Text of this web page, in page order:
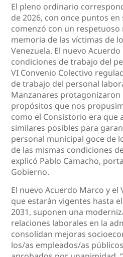
El pleno ordinario
de 2026, con once puntos
comenzó con un
memoria de las víctimas de
Venezuela. El nuevo
condiciones de trabajo del
VI Convenio Colectivo
de trabajo del personal
Manzanares protagonizaron
propósitos que nos
como el Consistorio era que
similares posibles para
personal municipal goce de
de las mismas condiciones
explicó Pablo Camacho,
Gobierno.
El nuevo Acuerdo Marco y el
que estarán vigentes hasta
2031, suponen una
relaciones laborales en la
consolidan mejoras
los/as empleados/as